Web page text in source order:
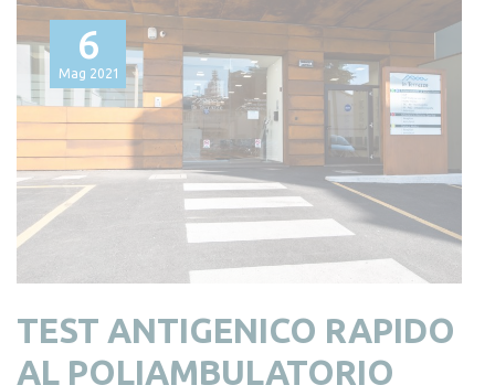
6
Mag 2021
TEST ANTIGENICO RAPIDO
AL POLIAMBULATORIO